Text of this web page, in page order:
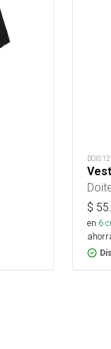
$
en 6